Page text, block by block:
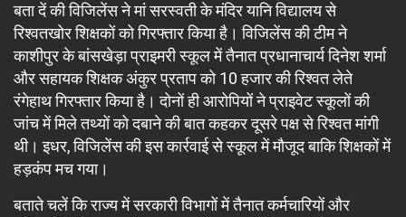
बता दें की विजिलेंस ने मां सरस्वती के मंदिर यानि विद्यालय से
रिश्वतखोर शिक्षकों को गिरफ्तार किया है। विजिलेंस की टीम ने
काशीपुर के बांसखेड़ा प्राइमरी स्कूल में तैनात प्रधानाचार्य दिनेश शर्मा
और सहायक शिक्षक अंकुर प्रताप को 10 हजार की रिश्वत लेते
रंगेहाथ गिरफ्तार किया है। दोनों ही आरोपियों ने प्राइवेट स्कूलों की
जांच में मिले तथ्यों को दबाने की बात कहकर दूसरे पक्ष से रिश्वत मांगी
थी। इधर, विजिलेंस की इस कार्रवाई से स्कूल में मौजूद बाकि शिक्षकों में
हड़कंप मच गया।
बताते चलें कि राज्य में सरकारी विभागों में तैनात कर्मचारियों और